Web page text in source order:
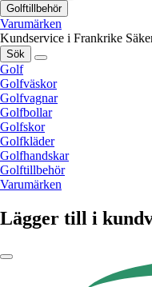
Golftillbehör
Varumärken
Kundservice i Frankrike
Sök
Golf
Golfväskor
Golfvagnar
Golfbollar
Golfskor
Golfkläder
Golfhandskar
Golftillbehör
Varumärken
Lägger till i